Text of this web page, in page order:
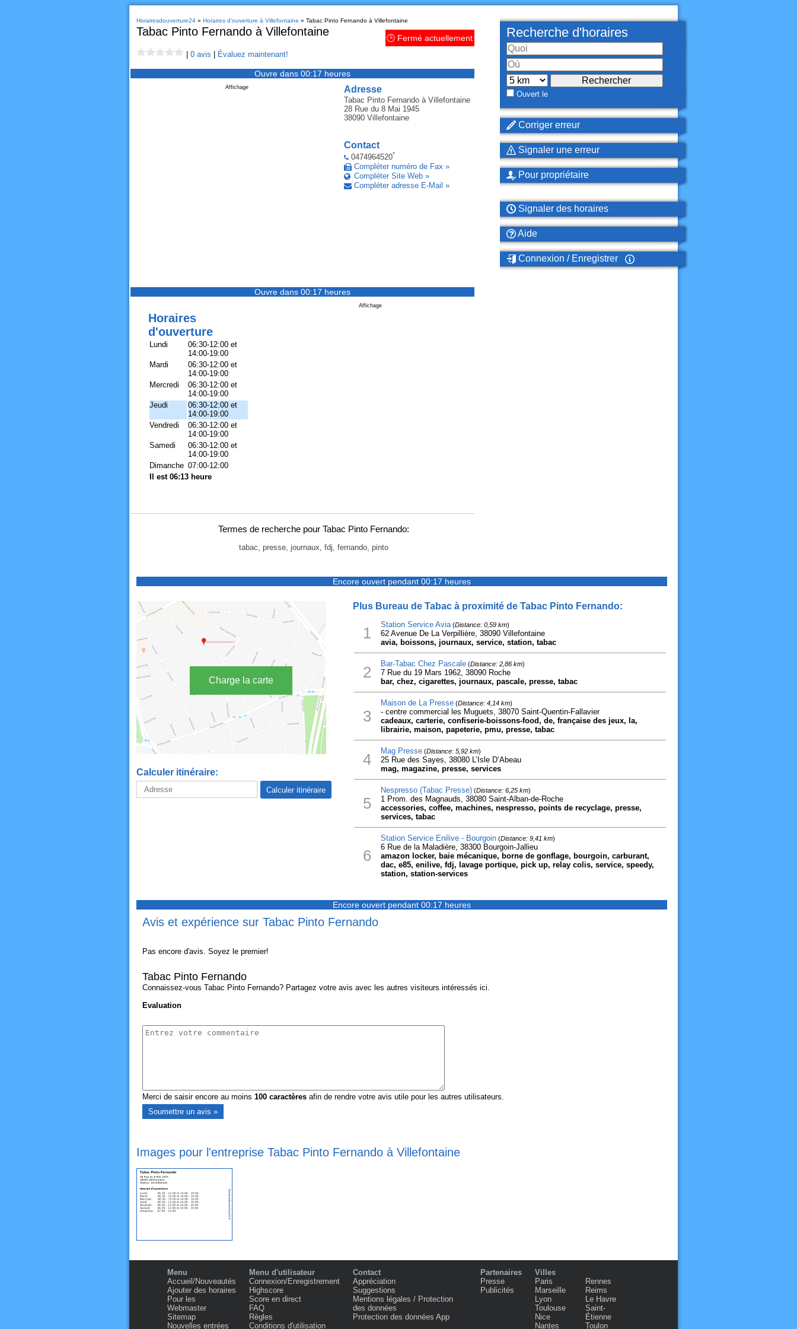
Horairesdouverture24» Horaires d'ouverture à Villefontaine » Tabac Pinto Fernando à Villefontaine
Tabac Pinto Fernando à Villefontaine 🕒 Fermé actuellement
0 avis Évaluez maintenant!
Ouvre dans 00:17 heures
Adresse
Tabac Pinto Fernandoà Villefontaine
28 Rue du 8 Mai 1945
38090 Villefontaine
Contact
0474964520*
Compléter numéro de Fax »
Compléter Site Web »
Compléter adresse E-Mail »
Affichage
Ouvre dans 00:17 heures
Affichage
Horaires
d'ouverture
Lundi
06:30-12:00 et
14:00-19:00
Mardi
06:30-12:00 et
14:00-19:00
Mercredi
06:30-12:00 et
14:00-19:00
Jeudi
06:30-12:00 et
14:00-19:00
Vendredi
06:30-12:00 et
14:00-19:00
Samedi
06:30-12:00 et
14:00-19:00
Dimanche 07:00-12:00
Il est 06:13 heure
Termes de recherche pour Tabac Pinto Fernando:
tabac, presse, journaux, fdj, fernando, pinto
Recherche d'horaires
Ouvert le
Corriger erreur
Signaler une erreur
Pour propriétaire
Signaler des horaires
Aide
Connexion / Enregistrer
Encore ouvert pendant 00:17 heures
Charge la carte
Calculer itinéraire:
Plus Bureau de Tabac à proximité de Tabac Pinto Fernando:
1 Station Service Avia(Distance: 0,59 km)
62 Avenue De La Verpillière, 38090 Villefontaine
avia, boissons, journaux, service, station, tabac
2 Bar-Tabac Chez Pascale(Distance: 2,86 km)
7 Rue du 19 Mars 1962, 38090 Roche
bar, chez, cigarettes, journaux, pascale, presse, tabac
3
Maison de La Presse(Distance: 4,14 km)
- centre commercial les Muguets, 38070 Saint-Quentin-Fallavier
cadeaux, carterie, confiserie-boissons-food, de, française des jeux, la,
librairie, maison, papeterie, pmu, presse, tabac
4 Mag Presse(Distance: 5,92 km)
25 Rue des Sayes, 38080 L’Isle D’Abeau
mag, magazine, presse, services
5
Nespresso (Tabac Presse)(Distance: 6,25 km)
1 Prom. des Magnauds, 38080 Saint-Alban-de-Roche
accessories, coffee, machines, nespresso, points de recyclage, presse,
services, tabac
6
Station Service Enilive - Bourgoin(Distance: 9,41 km)
6 Rue de la Maladière, 38300 Bourgoin-Jallieu
amazon locker, baie mécanique, borne de gonflage, bourgoin, carburant,
dac, e85, enilive, fdj, lavage portique, pick up, relay colis, service, speedy,
station, station-services
Encore ouvert pendant 00:17 heures
Avis et expérience sur Tabac Pinto Fernando
Pas encore d'avis. Soyez le premier!
Tabac Pinto Fernando
Connaissez-vous Tabac Pinto Fernando? Partagez votre avis avec les autres visiteurs intéressés ici.
Evaluation
Merci de saisir encore au moins 100caractèresafin de rendre votre avis utile pour les autres utilisateurs.
Images pour l'entreprise Tabac Pinto Fernando à Villefontaine
Menu
Accueil/Nouveautés
Ajouter des horaires
Pour les
Webmaster
Sitemap
Nouvelles entrées
Menu d'utilisateur
Connexion/Enregistrement
Highscore
Score en direct
FAQ
Règles
Conditions d'utilisation
Contact
Appréciation
Suggestions
Mentions légales / Protection
des données
Protection des données App
Partenaires
Presse
Publicités
Villes
Paris
Marseille
Lyon
Toulouse
Nice
Nantes
Rennes
Reims
Le Havre
Saint-
Étienne
Toulon